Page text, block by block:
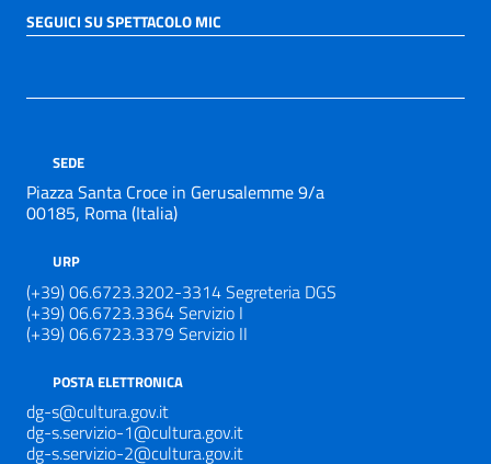
SEGUICI SU SPETTACOLO MIC
SEDE
Piazza Santa Croce in Gerusalemme 9/a
00185, Roma (Italia)
URP
(+39) 06.6723.3202-3314 Segreteria DGS
(+39) 06.6723.3364 Servizio I
(+39) 06.6723.3379 Servizio II
POSTA ELETTRONICA
dg-s@cultura.gov.it
dg-s.servizio-1@cultura.gov.it
dg-s.servizio-2@cultura.gov.it